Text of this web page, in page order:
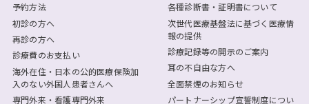
予約方法
初診の方へ
再診の方へ
診療費のお支払い
海外在住・日本の公的医療保険加
入のない外国人患者さんへ
専門外来・看護専門外来
各種診断書・証明書について
次世代医療基盤法に基づく医療情
報の提供
診療記録等の開示のご案内
耳の不自由な方へ
全面禁煙のお知らせ
パートナーシップ宣誓制度につい